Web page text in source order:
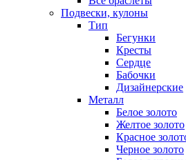
Подвески, кулоны
Тип
Бегунки
Кресты
Сердце
Бабочки
Дизайнерские
Металл
Белое золото
Желтое золото
Красное
Черное золото